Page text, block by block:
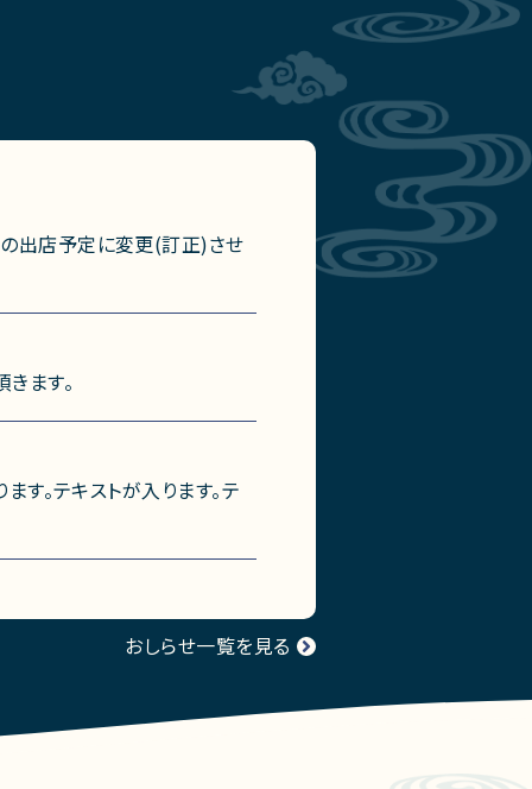
の出店予定に変更(訂正)させ
ます。
す。テキストが入ります。テ
おしらせ一覧を見る